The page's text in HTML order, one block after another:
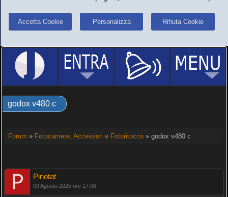
Accetta Cookie Personalizza Rifiuta Cookie
godox v480 c
Forum » Fotocamere, Accessori e Fotoritocco» godox v480 c
Pinotat
09 Agosto 2025 ore 17:06